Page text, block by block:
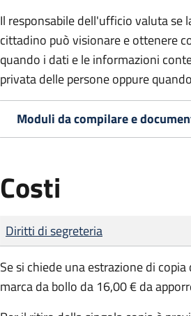
Il responsabile dell'ufficio valuta se
cittadino può visionare e ottenere
quando i dati e le informazioni
privata delle persone oppure
Moduli da compilare e
Costi
Tipo di pagamento
Importo
Diritti di segreteria
Se si chiede una estrazione di
marca da bollo da 16,00 € da